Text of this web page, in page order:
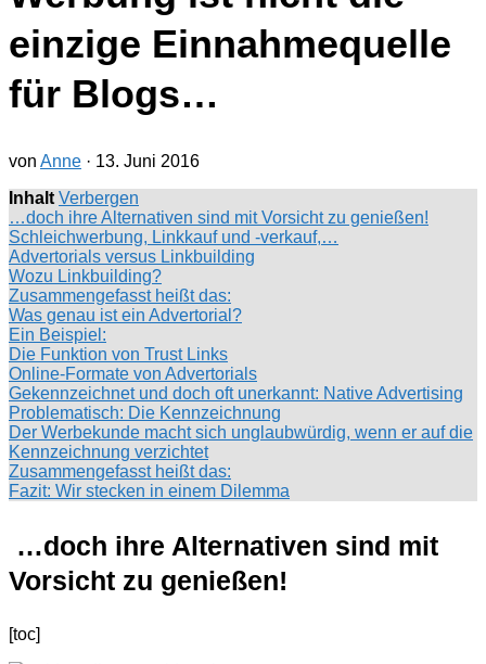
einzige Einnahmequelle
für Blogs…
von Anne · 13. Juni 2016
Inhalt Verbergen
…doch ihre Alternativen sind mit Vorsicht zu genießen!
Schleichwerbung, Linkkauf und -verkauf,…
Advertorials versus Linkbuilding
Wozu Linkbuilding?
Zusammengefasst heißt das:
Was genau ist ein Advertorial?
Ein Beispiel:
Die Funktion von Trust Links
Online-Formate von Advertorials
Gekennzeichnet und doch oft unerkannt: Native Advertising
Problematisch: Die Kennzeichnung
Der Werbekunde macht sich unglaubwürdig, wenn er auf die
Kennzeichnung verzichtet
Zusammengefasst heißt das:
Fazit: Wir stecken in einem Dilemma
…doch ihre Alternativen sind mit
Vorsicht zu genießen!
[toc]